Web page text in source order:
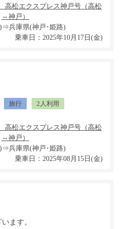
兵庫県(神戸･姫路)
乗車日：2025年10月17日(金)
旅行
2人利用
兵庫県(神戸･姫路)
乗車日：2025年08月15日(金)
ます。